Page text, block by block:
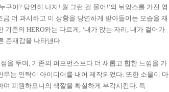
구야? 당연히 나지 ! 뭘 그런 걸 물어 !’의 뉘앙스를 가진 영
금 더 과시하고 이 상황을 당연하게 받아들이는 모습을 재
기존의 HERO와는 다르게 , ‘내가 앉는 자리 , 내가 걸어가
존재감을 나타낸다.
을 두며 , 기존의 퍼포먼스보다 더 새롭고 힙한 느낌을 가
무는 인탁이 아이디어를 내어 제작되었다. 또한 소울이 마
며 피원하모니의 색깔을 확실하게 부각시킨다. 특